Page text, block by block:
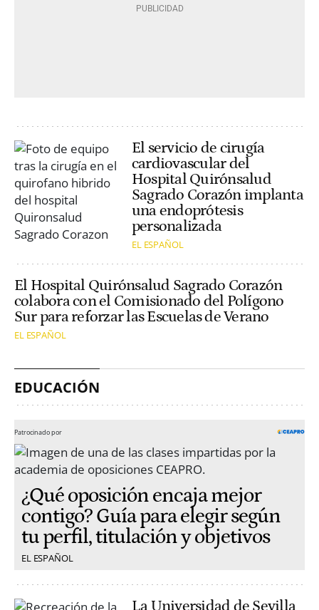
El servicio de cirugía
cardiovascular del
Hospital Quirónsalud
Sagrado Corazón implanta
una endoprótesis
personalizada
EL ESPAÑOL
El Hospital Quirónsalud Sagrado Corazón
colabora con el Comisionado del Polígono
Sur para reforzar las Escuelas de Verano
EL ESPAÑOL
EDUCACIÓN
Patrocinado por
¿Qué oposición encaja mejor
contigo? Guía para elegir según
tu perfil, titulación y objetivos
EL ESPAÑOL
La Universidad de Sevilla